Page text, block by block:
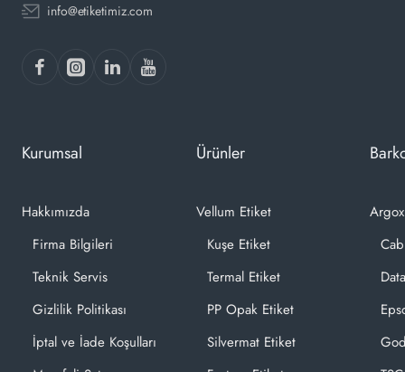
info@etiketimiz.com
Kurumsal
Hakkımızda
Firma Bilgileri
Teknik Servis
Gizlilik Politikası
İptal ve İade Koşulları
Ürünler
Vellum Etiket
Kuşe Etiket
Termal Etiket
PP Opak Etiket
Silvermat Etiket